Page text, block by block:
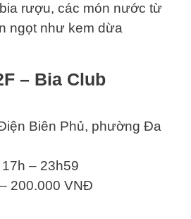
rượu, các món nước từ
ngọt như kem dừa
– Bia Club
Biên Phủ, phường Đa
17h – 23h59
200.000 VNĐ